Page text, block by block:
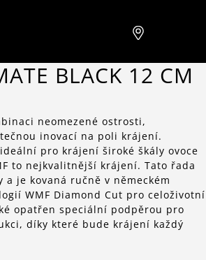
BLACK 12 CM
neomezené ostrosti,
inovací na poli krájení.
pro krájení široké škály ovoce
to nejkvalitnější krájení. Tato řada
je kovaná ručně v německém
WMF Diamond Cut pro celoživotní
opatřen speciální podpěrou pro
díky které bude krájení každý